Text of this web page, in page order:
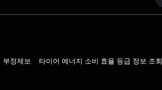
부정제보
타이어 에너지 소비 효율 등급 정보 조회